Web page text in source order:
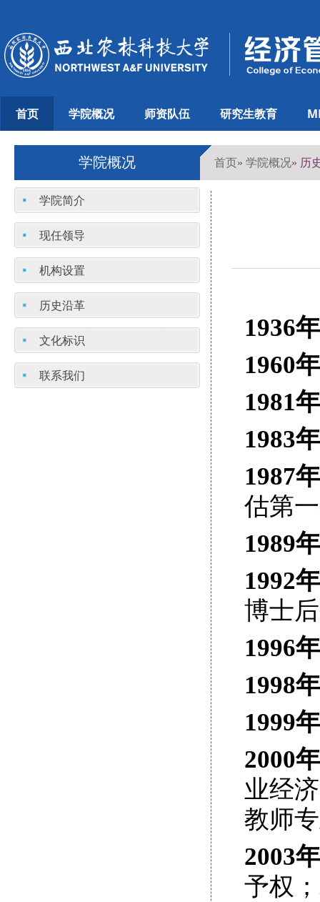
首页 学院概况 师资队伍 研究生教育
学院概况 首页» 学院概况» 历
学院简介
现任领导
机构设置
历史沿革
文化标识
联系我们
1936
1960
1981
1983
1987
估第
1989
1992
博士
1996
1998
1999
2000
业经
教师
2003
予权